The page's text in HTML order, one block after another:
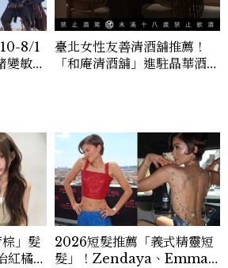
10-8/1
變敏
臺北女性友善清酒舖推薦！
「和庵清酒舖」進駐晶華酒
」髮
紅橘
2026短髮推薦「義式精靈短
髮」！Zendaya、Emma